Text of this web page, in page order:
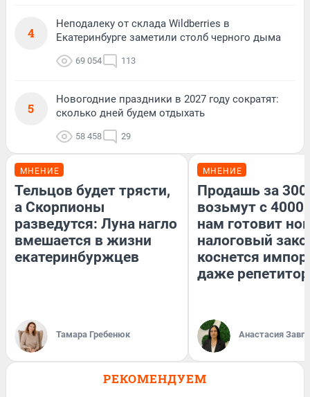
4
Неподалеку от склада Wildberries в
Екатеринбурге заметили столб черного дыма
69 054 113
5
Новогодние праздники в 2027 году сократят:
сколько дней будем отдыхать
58 458 29
МНЕНИЕ
Тельцов будет трясти,
а Скорпионы
разведутся: Луна нагло
вмешается в жизни
екатеринбуржцев
Тамара Гребенюк
МНЕНИЕ
Продашь за
возьмут с
нам готовит
налоговый
коснется
даже
Анастасия
РЕКОМЕНДУЕМ